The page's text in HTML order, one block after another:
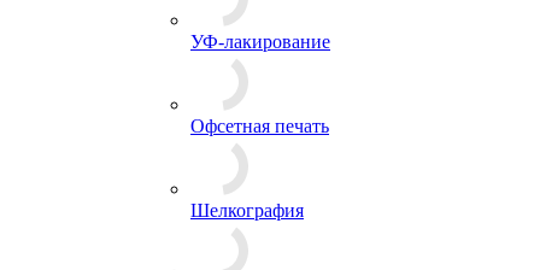
УФ-лакирование
Офсетная печать
Шелкография